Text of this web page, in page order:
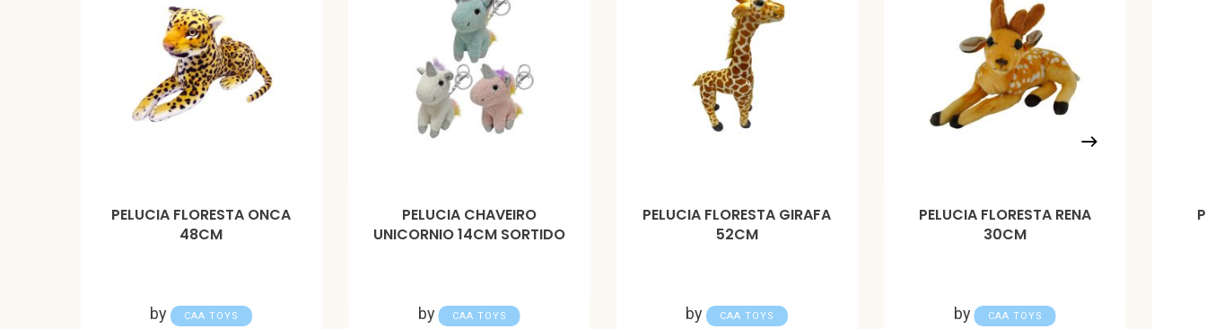
PELUCIA FLORESTA ONCA
48CM
by CAA TOYS
PELUCIA CHAVEIRO
UNICORNIO 14CM SORTIDO
by CAA TOYS
PELUCIA FLORESTA GIRAFA
52CM
by CAA TOYS
PELUCIA FLORESTA RENA
30CM
by CAA TOYS